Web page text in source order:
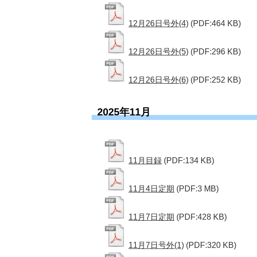
12月26日号外(4) (PDF:464 KB)
12月26日号外(5) (PDF:296 KB)
12月26日号外(6) (PDF:252 KB)
2025年11月
11月目録 (PDF:134 KB)
11月4日定期 (PDF:3 MB)
11月7日定期 (PDF:428 KB)
11月7日号外(1) (PDF:320 KB)